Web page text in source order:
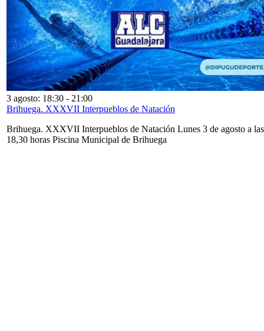
3 agosto: 18:30 - 21:00
Brihuega. XXXVII Interpueblos de Natación
Brihuega. XXXVII Interpueblos de Natación Lunes 3 de agosto a las
18,30 horas Piscina Municipal de Brihuega